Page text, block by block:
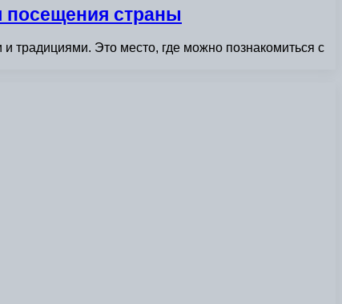
посещения страны
традициями. Это место, где можно познакомиться с